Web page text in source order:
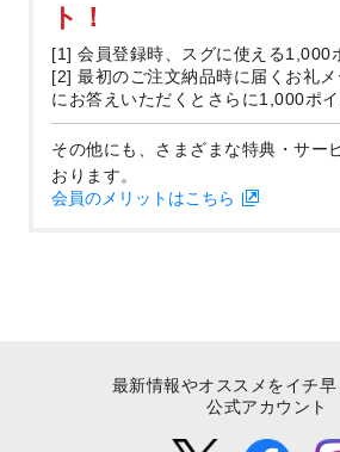
ト！
[1] 会員登録時、スグに使える1,000
[2] 最初のご注文納品時に届くお礼メ
にお答えいただくとさらに1,000ポイ
その他にも、さまざまな特典・サー
おります。
会員のメリットはこちら
最新情報やオススメをイチ早
公式アカウント